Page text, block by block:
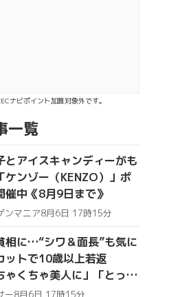
ナビポイント加算対象外です。
一覧
とアイスキャンディーがも
ケンゾー（KENZO）」ポ
催中《8月9日まで》
ンマニア8月6日 17時15分
相に…“シワ＆面長”も気に
トで10歳以上若返
ゃくちゃ美人に」「とって
ー8月6日 17時15分